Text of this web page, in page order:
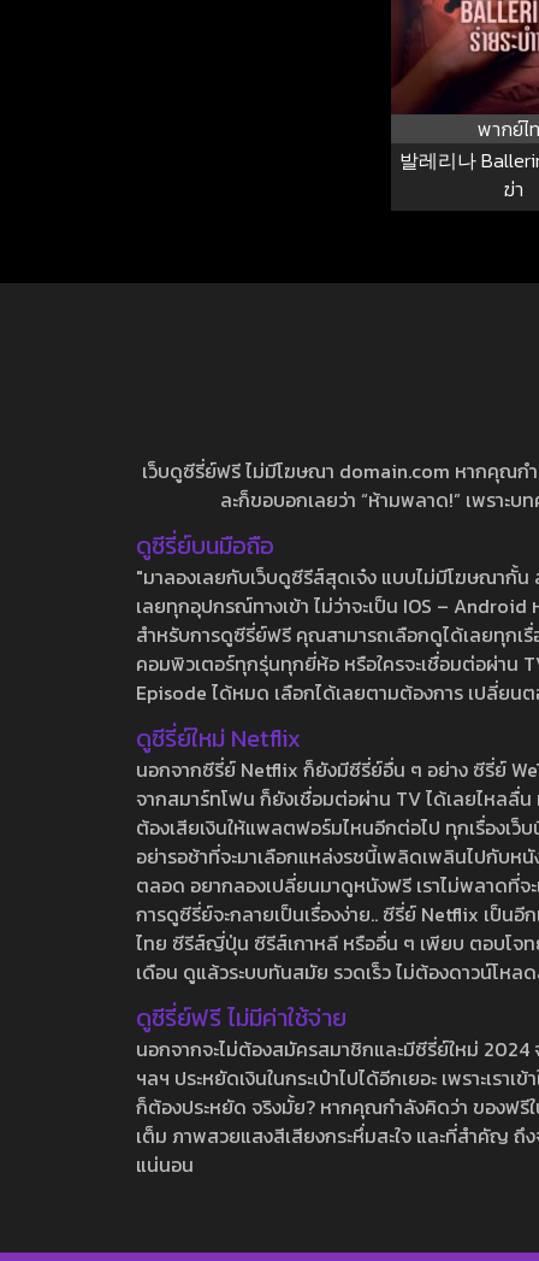
พากย์ไ
발레리나
ฆ่า
เว็บดูซีรี่ย์ฟรี ไม่มีโฆษณา domain.com หากคุณก
ละก็ขอบอกเลยว่า “ห้ามพลาด!” เพราะ
ดูซีรี่ย์บนมือถือ
"มาลองเลยกับเว็บดูซีรีส์สุดเจ๋ง แบบไม่มีโฆษณากั้
เลยทุกอุปกรณ์ทางเข้า ไม่ว่าจะเป็น IOS –
สำหรับการดูซีรี่ย์ฟรี คุณสามารถเลือกดูได้เลยทุกเ
คอมพิวเตอร์ทุกรุ่นทุกยี่ห้อ หรือใครจะเชื่อมต่อผ่าน
Episode ได้หมด เลือกได้เลยตามต้องการ เปลี่ยน
ดูซีรี่ย์ใหม่ Netflix
นอกจากซีรี่ย์ Netflix ก็ยังมีซีรี่ย์อื่น ๆ อย่าง ซีรี่ย์
จากสมาร์ทโฟน ก็ยังเชื่อมต่อผ่าน TV ได้เลยไหลลื่
ต้องเสียเงินให้แพลตฟอร์มไหนอีกต่อไป ทุกเรื่องเว็
อย่ารอช้าที่จะมาเลือกแหล่งรชนี้เพลิดเพลินไปกับห
ตลอด อยากลองเปลี่ยนมาดูหนังฟรี เราไม่พลาดที่
การดูซีรี่ย์จะกลายเป็นเรื่องง่าย.. ซีรี่ย์ Netflix เป็น
ไทย ซีรีส์ญี่ปุ่น ซีรีส์เกาหลี หรืออื่น ๆ เพียบ ตอบโจท
เดือน ดูแล้วระบบทันสมัย รวดเร็ว ไม่ต้องดาวน์โห
ดูซีรี่ย์ฟรี ไม่มีค่าใช้จ่าย
นอกจากจะไม่ต้องสมัครสมาชิกและมีซีรี่ย์ใหม่
ฯลฯ ประหยัดเงินในกระเป๋าไปได้อีกเยอะ เพราะเร
ก็ต้องประหยัด จริงมั้ย? หากคุณกำลังคิดว่า ของฟ
เต็ม ภาพสวยแสงสีเสียงกระหึ่มสะใจ และที่สำคัญ
แน่นอน